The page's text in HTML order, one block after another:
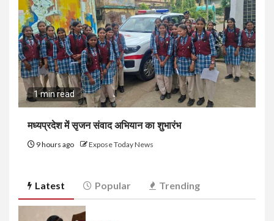
1 min read
मध्यप्रदेश में सृजन संवाद अभियान का शुभारंभ
9 hours ago Expose Today News
Latest Popular Trending